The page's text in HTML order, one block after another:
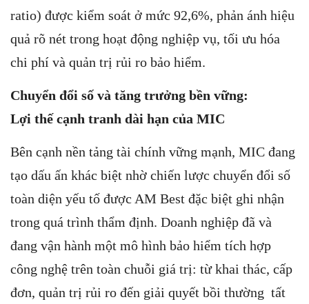
ratio) được kiểm soát ở mức 92,6%, phản ánh hiệu
quả rõ nét trong hoạt động nghiệp vụ, tối ưu hóa
chi phí và quản trị rủi ro bảo hiểm.
Chuyển đổi số và tăng trưởng bền vững:
Lợi thếcạnh tranh dài hạn của MIC
Bên cạnh nền tảng tài chính vững mạnh, MIC đang
tạo dấu ấn khác biệt nhờ chiến lược chuyển đổi số
toàn diện yếu tố được AM Best đặc biệt ghi nhận
trong quá trình thẩm định. Doanh nghiệp đã và
đang vận hành một mô hình bảo hiểm tích hợp
công nghệ trên toàn chuỗi giá trị: từ khai thác, cấp
đơn, quản trị rủi ro đến giải quyết bồi thường tất